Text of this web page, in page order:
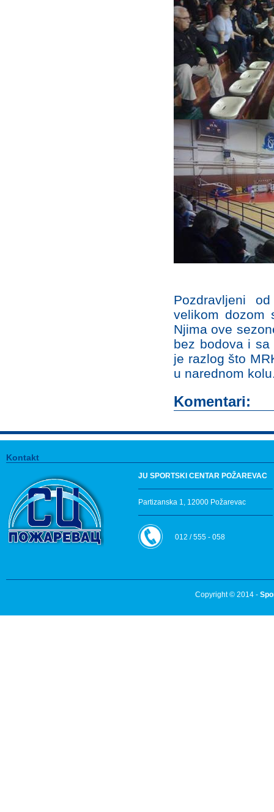
Pozdravljeni
velikom dozom
Njima ove
bez bodova i
je razlog što
u narednom
Komentari:
Kontakt
JU SPORTSKI CENTAR POŽAREVAC
Partizanska 1, 12000 Požarevac
012 / 555 - 058
Copyright © 2014 -